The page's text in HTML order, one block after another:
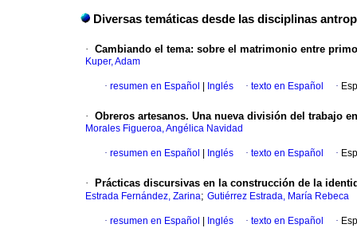
Diversas temáticas desde las disciplinas
· Cambiando el tema: sobre el matrimonio entre
Kuper, Adam
· resumen en Español Inglés · texto en Español ·
· Obreros artesanos. Una nueva división del trabajo
Morales Figueroa, Angélica Navidad
· resumen en Español Inglés · texto en Español ·
· Prácticas discursivas en la construcción de la
Estrada Fernández, Zarina; Gutiérrez Estrada, María Rebeca
· resumen en Español Inglés · texto en Español ·